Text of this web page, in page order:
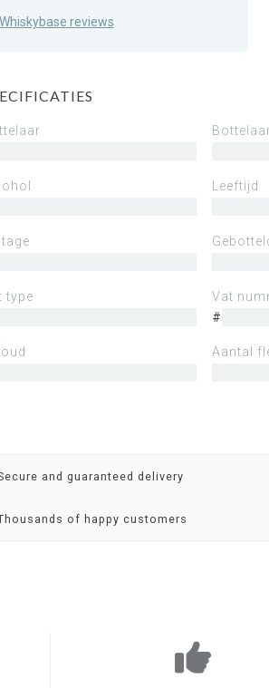
Whiskybase reviews
Leeftijd
type
Vat
#
Aantal
and guaranteed delivery
of happy customers